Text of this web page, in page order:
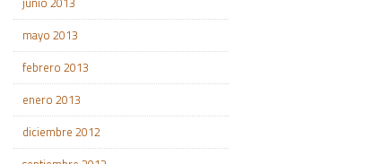
mayo 2013
febrero 2013
enero 2013
diciembre 2012